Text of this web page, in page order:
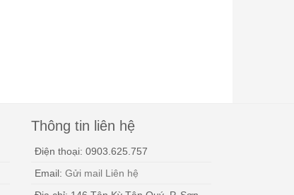
Thông tin liên hệ
Điện thoại: 0903.625.757
Email: Gửi mail Liên hệ